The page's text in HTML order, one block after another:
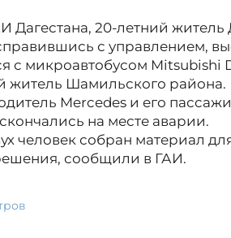
20-летний житель
с управлением,
с микроавтобусом Mitsubishi
житель Шамильского района.
Mercedes и его
на месте аварии.
человек собран материал
сообщили в ГАИ.